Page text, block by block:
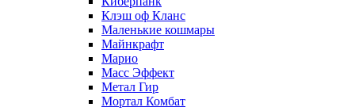
Клэш оф Кланс
Маленькие кошмары
Майнкрафт
Марио
Масс Эффект
Метал Гир
Мортал Комбат